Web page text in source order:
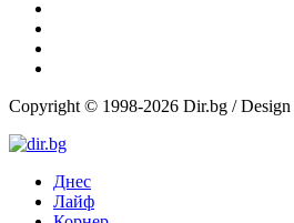
Copyright © 1998-2026 Dir.bg /
Днес
Лайф